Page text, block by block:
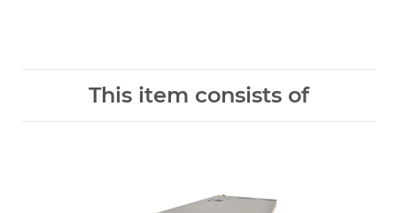
This item consists of